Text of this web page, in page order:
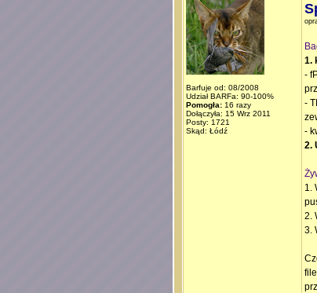
Barfuje od: 08/2008
Udział BARFa: 90-100%
Pomogła: 16 razy
Dołączyła: 15 Wrz 2011
Posty: 1721
Skąd: Łódź
1.
-
-
-
2.
1.
2.
3.